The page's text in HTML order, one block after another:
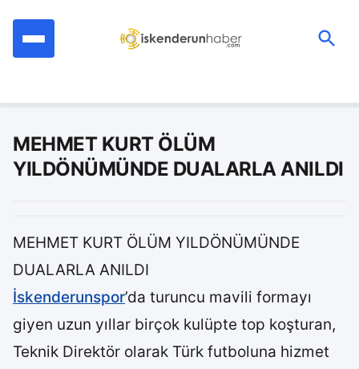
MEHMET KURT ÖLÜM
YILDÖNÜMÜNDE DUALARLA ANILDI
MEHMET KURT ÖLÜM YILDÖNÜMÜNDE
DUALARLA ANILDI
İskenderunspor’da turuncu mavili formayı
giyen uzun yıllar birçok kulüpte top koşturan,
Teknik Direktör olarak Türk futboluna hizmet